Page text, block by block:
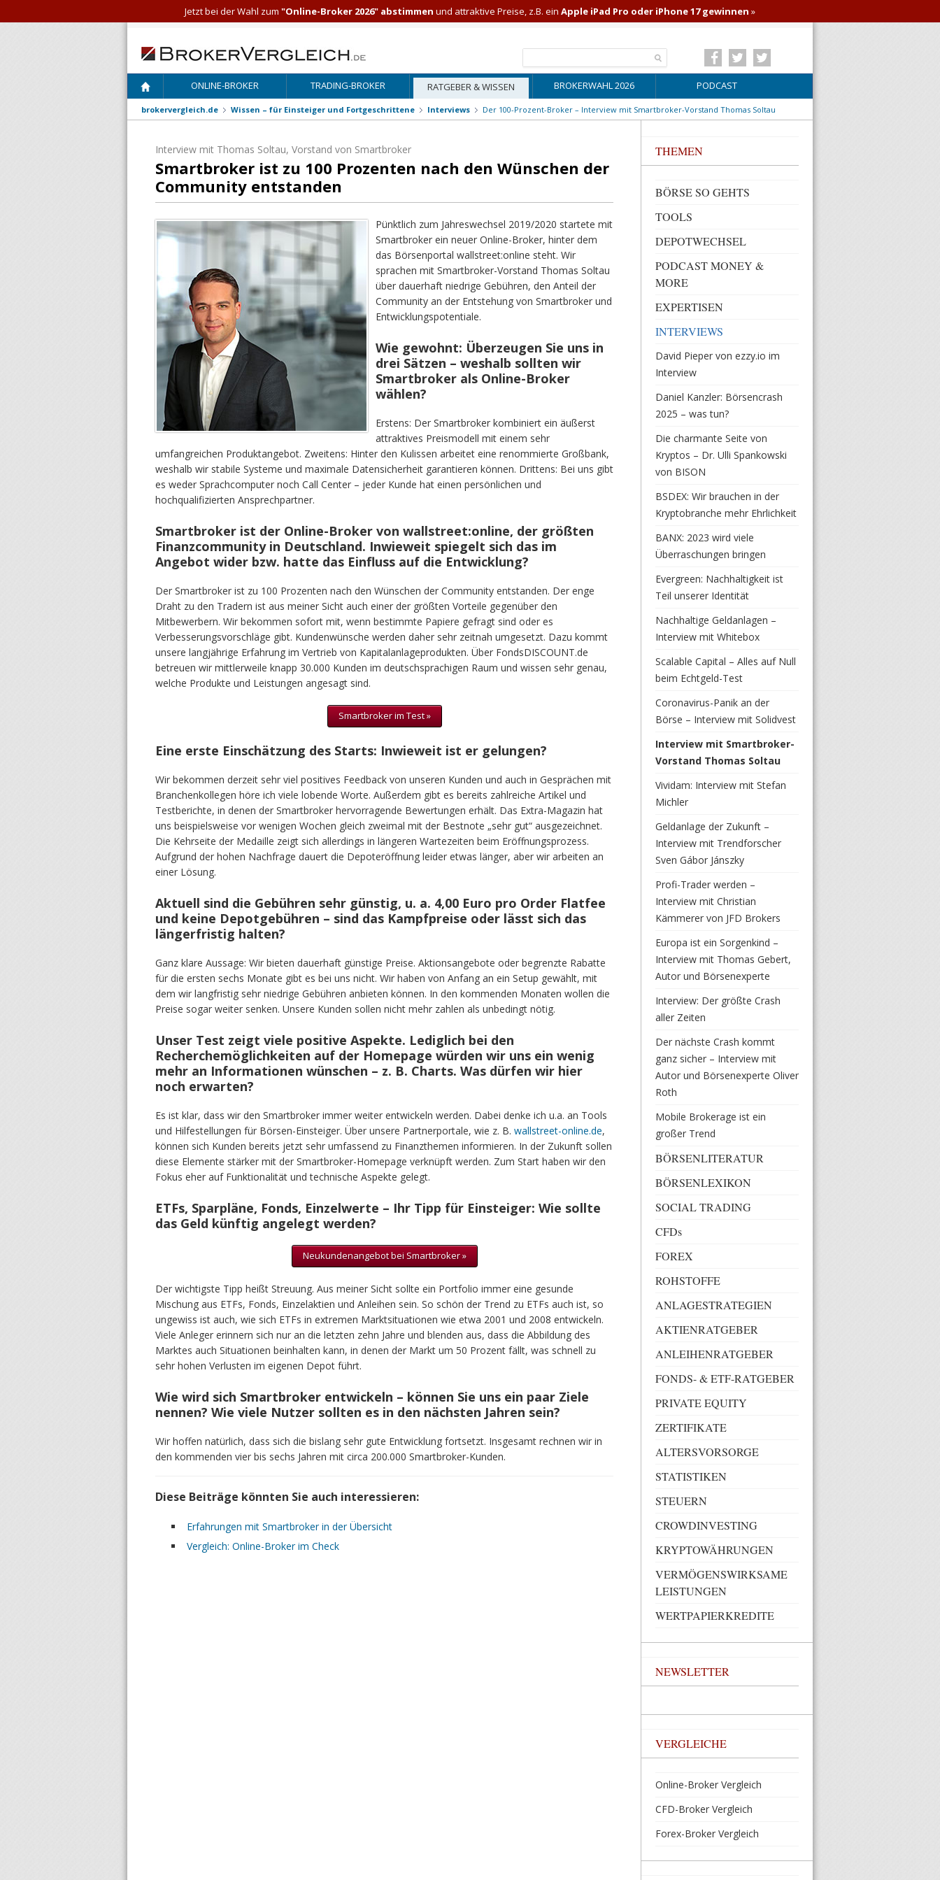
ONLINE-BROKER TRADING-BROKER RATGEBER & WISSEN BROKERWAHL 2026 PODCAST
brokervergleich.de Wissen – für Einsteiger und Fortgeschrittene Interviews Der 100-Prozent-Broker – Interview mit Smartbroker-Vorstand Thomas Soltau
THEMEN
BÖRSE SO GEHTS
TOOLS
DEPOTWECHSEL
PODCAST MONEY &
MORE
EXPERTISEN
INTERVIEWS
David Pieper von ezzy.io im
Interview
Daniel Kanzler: Börsencrash
2025 – was tun?
Die charmante Seite von
Kryptos – Dr. Ulli Spankowski
von BISON
BSDEX: Wir brauchen in der
Kryptobranche mehr Ehrlichkeit
BANX: 2023 wird viele
Überraschungen bringen
Evergreen: Nachhaltigkeit ist
Teil unserer Identität
Nachhaltige Geldanlagen –
Interview mit Whitebox
Scalable Capital – Alles auf Null
beim Echtgeld-Test
Coronavirus-Panik an der
Börse – Interview mit Solidvest
Interview mit Smartbroker-
Vorstand Thomas Soltau
Vividam: Interview mit Stefan
Michler
Geldanlage der Zukunft –
Interview mit Trendforscher
Sven Gábor Jánszky
Profi-Trader werden –
Interview mit Christian
Kämmerer von JFD Brokers
Europa ist ein Sorgenkind –
Interview mit Thomas Gebert,
Autor und Börsenexperte
Interview: Der größte Crash
aller Zeiten
Der nächste Crash kommt
ganz sicher – Interview mit
Autor und Börsenexperte Oliver
Roth
Mobile Brokerage ist ein
großer Trend
BÖRSENLITERATUR
BÖRSENLEXIKON
SOCIAL TRADING
CFDs
FOREX
ROHSTOFFE
ANLAGESTRATEGIEN
AKTIENRATGEBER
ANLEIHENRATGEBER
FONDS- & ETF-RATGEBER
PRIVATE EQUITY
ZERTIFIKATE
ALTERSVORSORGE
STATISTIKEN
STEUERN
CROWDINVESTING
KRYPTOWÄHRUNGEN
VERMÖGENSWIRKSAME
LEISTUNGEN
WERTPAPIERKREDITE
NEWSLETTER
VERGLEICHE
Online-Broker Vergleich
CFD-Broker Vergleich
Forex-Broker Vergleich
Interview mit Thomas Soltau, Vorstand von Smartbroker
Smartbroker ist zu 100 Prozenten nach den Wünschen der
Community entstanden
Pünktlich zum Jahreswechsel 2019/2020 startete mit
Smartbroker ein neuer Online-Broker, hinter dem
das Börsenportal wallstreet:online steht. Wir
sprachen mit Smartbroker-Vorstand Thomas Soltau
über dauerhaft niedrige Gebühren, den Anteil der
Community an der Entstehung von Smartbroker und
Entwicklungspotentiale.
Wie gewohnt: Überzeugen Sie uns in
drei Sätzen – weshalb sollten wir
Smartbroker als Online-Broker
wählen?
Erstens: Der Smartbroker kombiniert ein äußerst
attraktives Preismodell mit einem sehr
umfangreichen Produktangebot. Zweitens: Hinter den Kulissen arbeitet eine renommierte Großbank,
weshalb wir stabile Systeme und maximale Datensicherheit garantieren können. Drittens: Bei uns gibt
es weder Sprachcomputer noch Call Center – jeder Kunde hat einen persönlichen und
hochqualifizierten Ansprechpartner.
Smartbroker ist der Online-Broker von wallstreet:online, der größten
Finanzcommunity in Deutschland. Inwieweit spiegelt sich das im
Angebot wider bzw. hatte das Einfluss auf die Entwicklung?
Der Smartbroker ist zu 100 Prozenten nach den Wünschen der Community entstanden. Der enge
Draht zu den Tradern ist aus meiner Sicht auch einer der größten Vorteile gegenüber den
Mitbewerbern. Wir bekommen sofort mit, wenn bestimmte Papiere gefragt sind oder es
Verbesserungsvorschläge gibt. Kundenwünsche werden daher sehr zeitnah umgesetzt. Dazu kommt
unsere langjährige Erfahrung im Vertrieb von Kapitalanlageprodukten. Über FondsDISCOUNT.de
betreuen wir mittlerweile knapp 30.000 Kunden im deutschsprachigen Raum und wissen sehr genau,
welche Produkte und Leistungen angesagt sind.
Smartbroker im Test »
Eine erste Einschätzung des Starts: Inwieweit ist er gelungen?
Wir bekommen derzeit sehr viel positives Feedback von unseren Kunden und auch in Gesprächen mit
Branchenkollegen höre ich viele lobende Worte. Außerdem gibt es bereits zahlreiche Artikel und
Testberichte, in denen der Smartbroker hervorragende Bewertungen erhält. Das Extra-Magazin hat
uns beispielsweise vor wenigen Wochen gleich zweimal mit der Bestnote „sehr gut“ ausgezeichnet.
Die Kehrseite der Medaille zeigt sich allerdings in längeren Wartezeiten beim Eröffnungsprozess.
Aufgrund der hohen Nachfrage dauert die Depoteröffnung leider etwas länger, aber wir arbeiten an
einer Lösung.
Aktuell sind die Gebühren sehr günstig, u. a. 4,00 Euro pro Order Flatfee
und keine Depotgebühren – sind das Kampfpreise oder lässt sich das
längerfristig halten?
Ganz klare Aussage: Wir bieten dauerhaft günstige Preise. Aktionsangebote oder begrenzte Rabatte
für die ersten sechs Monate gibt es bei uns nicht. Wir haben von Anfang an ein Setup gewählt, mit
dem wir langfristig sehr niedrige Gebühren anbieten können. In den kommenden Monaten wollen die
Preise sogar weiter senken. Unsere Kunden sollen nicht mehr zahlen als unbedingt nötig.
Unser Test zeigt viele positive Aspekte. Lediglich bei den
Recherchemöglichkeiten auf der Homepage würden wir uns ein wenig
mehr an Informationen wünschen – z. B. Charts. Was dürfen wir hier
noch erwarten?
Es ist klar, dass wir den Smartbroker immer weiter entwickeln werden. Dabei denke ich u.a. an Tools
und Hilfestellungen für Börsen-Einsteiger. Über unsere Partnerportale, wie z. B. wallstreet-online.de,
können sich Kunden bereits jetzt sehr umfassend zu Finanzthemen informieren. In der Zukunft sollen
diese Elemente stärker mit der Smartbroker-Homepage verknüpft werden. Zum Start haben wir den
Fokus eher auf Funktionalität und technische Aspekte gelegt.
ETFs, Sparpläne, Fonds, Einzelwerte – Ihr Tipp für Einsteiger: Wie sollte
das Geld künftig angelegt werden?
Neukundenangebot bei Smartbroker »
Der wichtigste Tipp heißt Streuung. Aus meiner Sicht sollte ein Portfolio immer eine gesunde
Mischung aus ETFs, Fonds, Einzelaktien und Anleihen sein. So schön der Trend zu ETFs auch ist, so
ungewiss ist auch, wie sich ETFs in extremen Marktsituationen wie etwa 2001 und 2008 entwickeln.
Viele Anleger erinnern sich nur an die letzten zehn Jahre und blenden aus, dass die Abbildung des
Marktes auch Situationen beinhalten kann, in denen der Markt um 50 Prozent fällt, was schnell zu
sehr hohen Verlusten im eigenen Depot führt.
Wie wird sich Smartbroker entwickeln – können Sie uns ein paar Ziele
nennen? Wie viele Nutzer sollten es in den nächsten Jahren sein?
Wir hoffen natürlich, dass sich die bislang sehr gute Entwicklung fortsetzt. Insgesamt rechnen wir in
den kommenden vier bis sechs Jahren mit circa 200.000 Smartbroker-Kunden.
Diese Beiträge könnten Sie auch interessieren:
Erfahrungen mit Smartbroker in der Übersicht
Vergleich: Online-Broker im Check
Jetzt bei der Wahl zum "Online-Broker 2026" abstimmen und attraktive Preise, z.B. ein Apple iPad Pro oder iPhone 17 gewinnen »